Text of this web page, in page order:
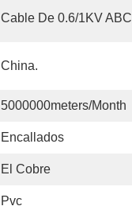
Cable De 0.6/1KV ABC
China.
5000000meters/month
Encallados
El Cobre
Pvc